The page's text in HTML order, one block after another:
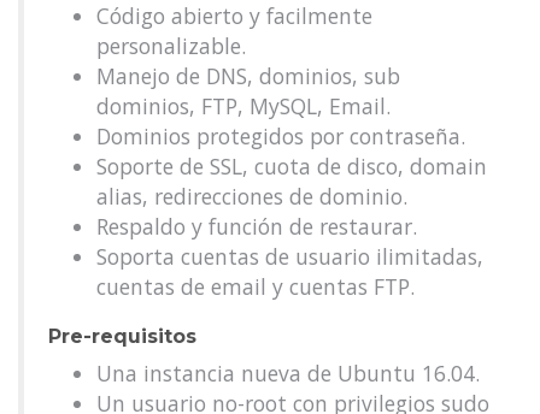
Código abierto y facilmente
personalizable.
Manejo de DNS, dominios, sub
dominios, FTP, MySQL, Email.
Dominios protegidos por contraseña.
Soporte de SSL, cuota de disco, domain
alias, redirecciones de dominio.
Respaldo y función de restaurar.
Soporta cuentas de usuario ilimitadas,
cuentas de email y cuentas FTP.
Pre-requisitos
Una instancia nueva de Ubuntu 16.04.
Un usuario no-root con privilegios sudo